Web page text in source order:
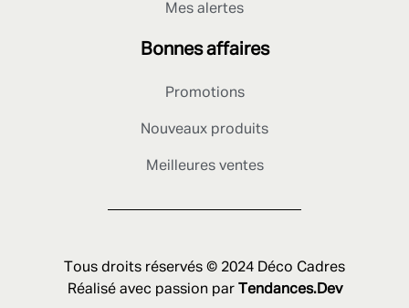
Mes alertes
Bonnes affaires
Promotions
Nouveaux produits
Meilleures ventes
Tous droits réservés © 2024 Déco Cadres
Réalisé avec passion par
Tendances.Dev